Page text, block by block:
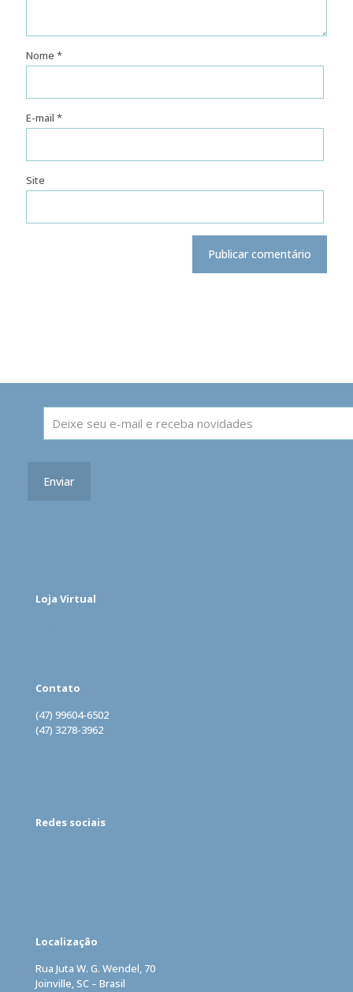
Nome *
E-mail *
Site
Loja Virtual
Contato
(47) 99604-6502
(47) 3278-3962
Redes sociais
Localização
Rua Juta W. G. Wendel, 70
Joinville, SC – Brasil